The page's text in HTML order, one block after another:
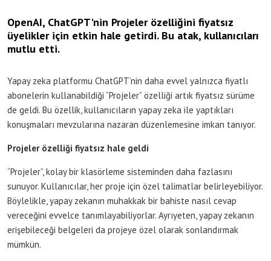
OpenAI, ChatGPT'nin Projeler özelliğini fiyatsız
üyelikler için etkin hale getirdi. Bu atak, kullanıcıları
mutlu etti.
Yapay zeka platformu ChatGPT’nin daha evvel yalnızca fiyatlı
abonelerin kullanabildiği “Projeler” özelliği artık fiyatsız sürüme
de geldi. Bu özellik, kullanıcıların yapay zeka ile yaptıkları
konuşmaları mevzularına nazaran düzenlemesine imkan tanıyor.
Projeler özelliği fiyatsız hale geldi
“Projeler”, kolay bir klasörleme sisteminden daha fazlasını
sunuyor. Kullanıcılar, her proje için özel talimatlar belirleyebiliyor.
Böylelikle, yapay zekanın muhakkak bir bahiste nasıl cevap
vereceğini evvelce tanımlayabiliyorlar. Ayrıyeten, yapay zekanın
erişebileceği belgeleri da projeye özel olarak sonlandırmak
mümkün.